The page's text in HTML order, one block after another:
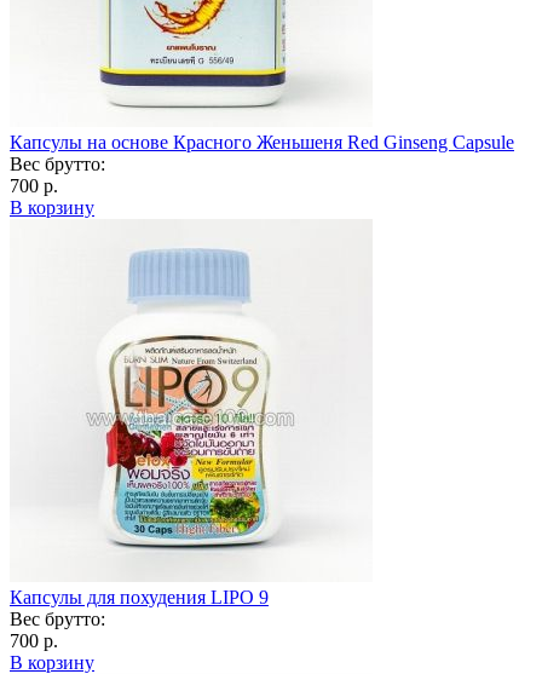
Капсулы на основе Красного Женьшеня Red Ginseng Capsule
Вес брутто:
700 р.
В корзину
Капсулы для похудения LIPO 9
Вес брутто:
700 р.
В корзину